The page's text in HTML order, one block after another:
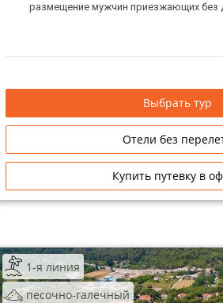
размещение мужчин приезжающих без
Выбрать тур
Отели без
Купить путевку в
1-я линия
песочно-галечный